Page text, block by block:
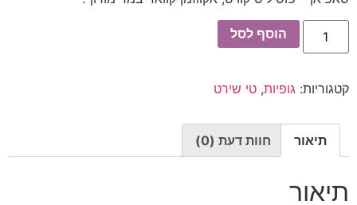
הוסף לסל
קטגוריות: גופיות, טי שירט
תיאור חוות דעת (0)
תיאור